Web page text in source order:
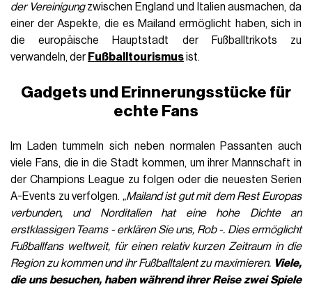
der Vereinigungzwischen England und Italien ausmachen, da
einer der Aspekte, die es Mailand ermöglicht haben, sich in
die europäische Hauptstadt der Fußballtrikots zu
verwandeln, der Fußballtourismusist.
Gadgets und Erinnerungsstücke für
echte Fans
Im Laden tummeln sich neben normalen Passanten auch
viele Fans, die in die Stadt kommen, um ihrer Mannschaft in
der Champions League zu folgen oder die neuesten Serien
A-Events zu verfolgen. „Mailand ist gut mit dem Rest Europas
verbunden, und Norditalien hat eine hohe Dichte an
erstklassigen Teams - erklären Sie uns, Rob -. Dies ermöglicht
Fußballfans weltweit, für einen relativ kurzen Zeitraum in die
Region zu kommen und ihr Fußballtalent zu maximieren. Viele,
die uns besuchen, haben während ihrer Reise zwei Spiele